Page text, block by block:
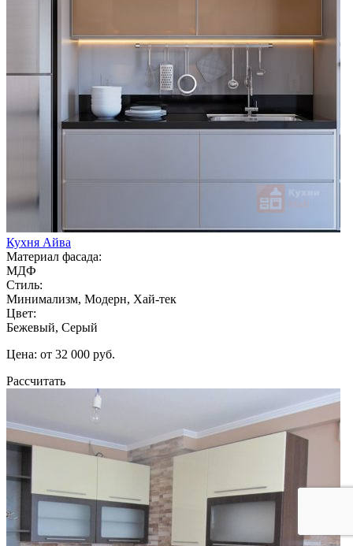
Кухня Айва
Материал фасада:
МДФ
Стиль:
Минимализм, Модерн, Хай-тек
Цвет:
Бежевый, Серый
Цена: от 32 000 руб.
Рассчитать